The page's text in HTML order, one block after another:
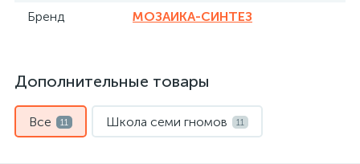
Бренд
МОЗАИКА-СИНТЕЗ
Дополнительные товары
Все 11 Школа семи гномов 11